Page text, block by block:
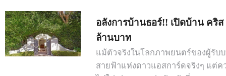
อลังการบ้านธอร์!! เปิดบ้าน คริส
ล้านบาท
แม้ตัวจริงในโลกภาพยนตร์ของผู้รับบ
สายฟ้าแห่งดาวแอสการ์ดจริงๆ แต่ค